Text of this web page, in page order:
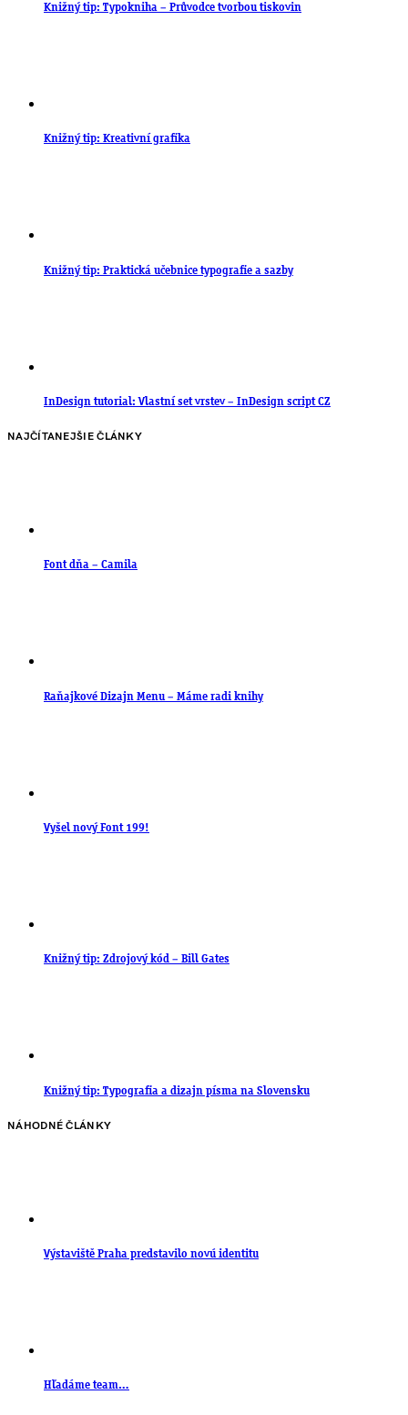
Knižný tip: Typokniha – Průvodce tvorbou tiskovin
Knižný tip: Kreativní grafika
Knižný tip: Praktická učebnice typografie a sazby
InDesign tutorial: Vlastní set vrstev – InDesign script CZ
NAJČÍTANEJŠIE ČLÁNKY
Font dňa – Camila
Raňajkové Dizajn Menu – Máme radi knihy
Vyšel nový Font 199!
Knižný tip: Zdrojový kód – Bill Gates
Knižný tip: Typografia a dizajn písma na Slovensku
NÁHODNÉ ČLÁNKY
Výstaviště Praha predstavilo novú identitu
Hľadáme team…